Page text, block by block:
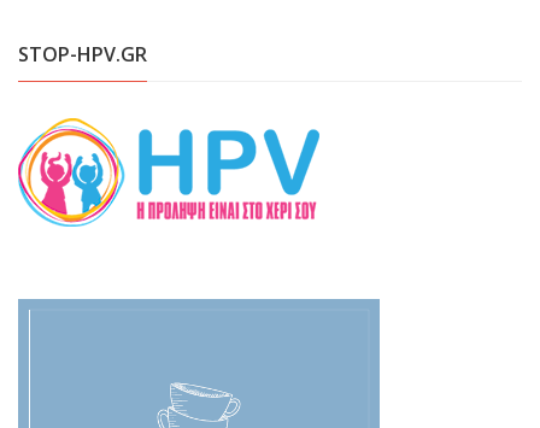
STOP-HPV.GR